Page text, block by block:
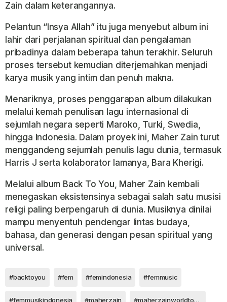
Zain dalam keterangannya.
Pelantun “Insya Allah” itu juga menyebut album ini
lahir dari perjalanan spiritual dan pengalaman
pribadinya dalam beberapa tahun terakhir. Seluruh
proses tersebut kemudian diterjemahkan menjadi
karya musik yang intim dan penuh makna.
Menariknya, proses penggarapan album dilakukan
melalui kemah penulisan lagu internasional di
sejumlah negara seperti Maroko, Turki, Swedia,
hingga Indonesia. Dalam proyek ini, Maher Zain turut
menggandeng sejumlah penulis lagu dunia, termasuk
Harris J serta kolaborator lamanya, Bara Kherigi.
Melalui album Back To You, Maher Zain kembali
menegaskan eksistensinya sebagai salah satu musisi
religi paling berpengaruh di dunia. Musiknya dinilai
mampu menyentuh pendengar lintas budaya,
bahasa, dan generasi dengan pesan spiritual yang
universal.
#backtoyou #fem #femindonesia #femmusic
#femmusikindonesia #maherzain #maherzainworldtour2025